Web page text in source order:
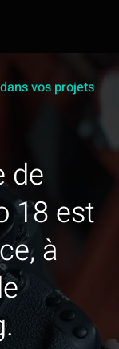
vos projets
de
18 est
à